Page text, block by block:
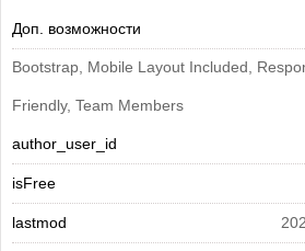
Доп. возможности
Bootstrap, Mobile Layout Included,
Friendly, Team Members
author_user_id
isFree
lastmod